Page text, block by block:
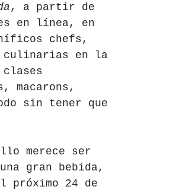
, a partir de
en línea, en
chefs,
culinarias en la
macarons,
sin tener que
merece ser
gran bebida,
24 de